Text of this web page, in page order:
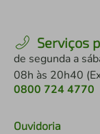
Serviços
de segunda a
08h às 20h40
0800 724 4770
Ouvidoria